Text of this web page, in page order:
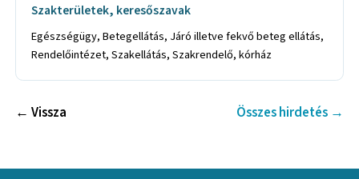
Szakterületek, keresőszavak
Egészségügy, Betegellátás, Járó illetve fekvő beteg ellátás,
Rendelőintézet, Szakellátás, Szakrendelő, kórház
← Vissza Összes hirdetés →